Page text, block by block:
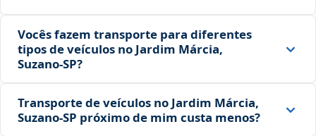
Vocês fazem transporte para diferentes
tipos de veículos no Jardim Márcia,
Suzano‑SP?
Transporte de veículos no Jardim Márcia,
Suzano‑SP próximo de mim custa menos?